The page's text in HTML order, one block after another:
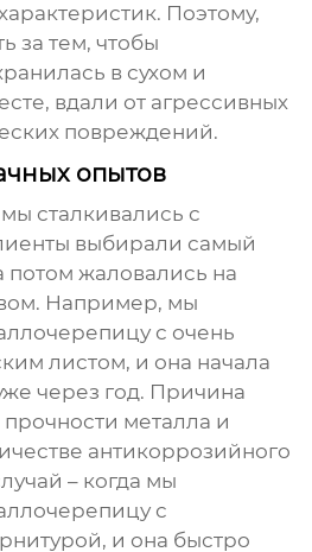
Поэтому,
за тем, чтобы
в сухом и
вдали от агрессивных
повреждений.
опытов
сталкивались с
выбирали самый
жаловались на
Например, мы
с очень
листом, и она начала
через год. Причина
металла и
антикоррозийного
– когда мы
с
и она быстро